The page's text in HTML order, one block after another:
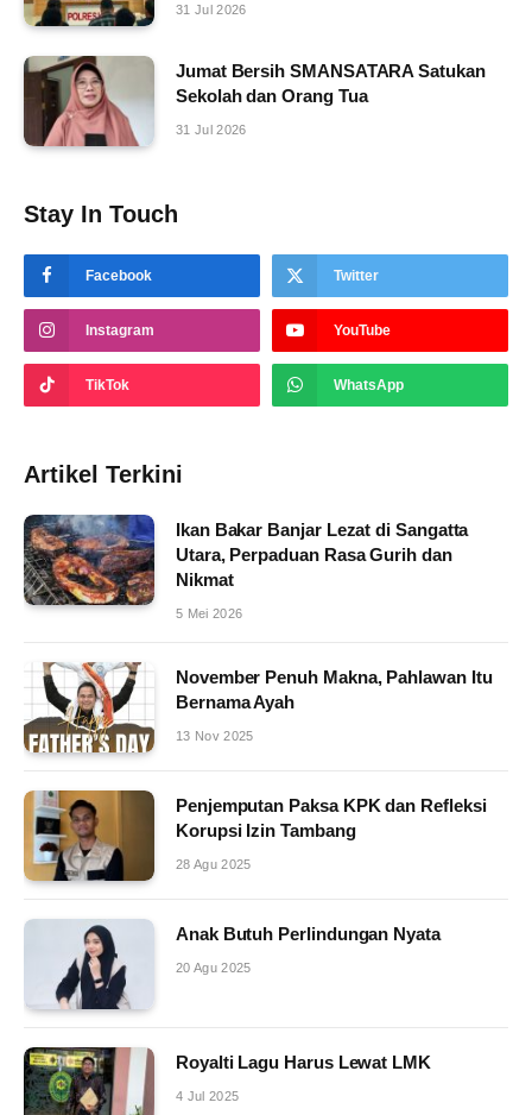
31 Jul 2026
Jumat Bersih SMANSATARA Satukan
Sekolah dan Orang Tua
31 Jul 2026
Stay In Touch
Facebook Twitter
Instagram YouTube
TikTok WhatsApp
Artikel Terkini
Ikan Bakar Banjar Lezat di Sangatta
Utara, Perpaduan Rasa Gurih dan
Nikmat
5 Mei 2026
November Penuh Makna, Pahlawan Itu
Bernama Ayah
13 Nov 2025
Penjemputan Paksa KPK dan Refleksi
Korupsi Izin Tambang
28 Agu 2025
Anak Butuh Perlindungan Nyata
20 Agu 2025
Royalti Lagu Harus Lewat LMK
4 Jul 2025